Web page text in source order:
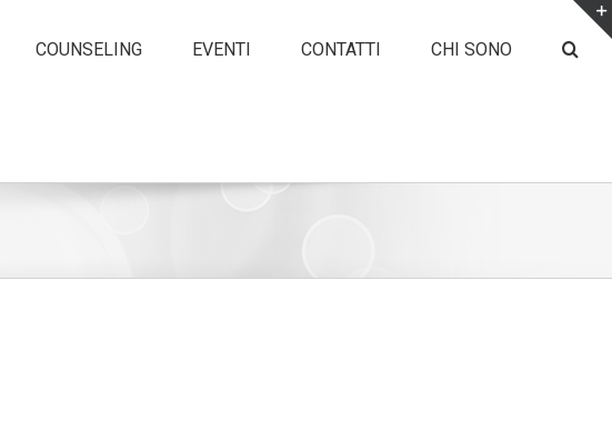
COUNSELING EVENTI CONTATTI CHI SONO